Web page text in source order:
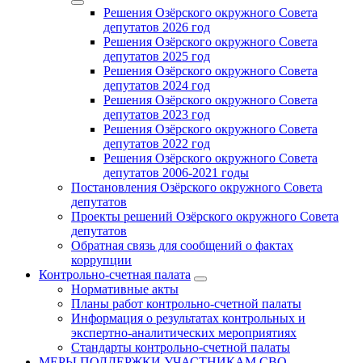
Решения Озёрского окружного Совета
депутатов 2026 год
Решения Озёрского окружного Совета
депутатов 2025 год
Решения Озёрского окружного Совета
депутатов 2024 год
Решения Озёрского окружного Совета
депутатов 2023 год
Решения Озёрского окружного Совета
депутатов 2022 год
Решения Озёрского окружного Совета
депутатов 2006-2021 годы
Постановления Озёрского окружного Совета
депутатов
Проекты решений Озёрского окружного Совета
депутатов
Обратная связь для сообщений о фактах
коррупции
Контрольно-счетная палата
Нормативные акты
Планы работ контрольно-счетной палаты
Информация о результатах контрольных и
экспертно-аналитических мероприятиях
Стандарты контрольно-счетной палаты